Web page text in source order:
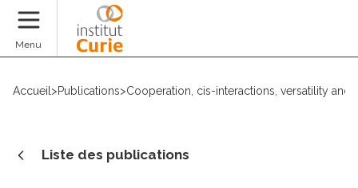
Menu
Accueil >Publications>Cooperation, cis-interactions, versatility
Liste des publications